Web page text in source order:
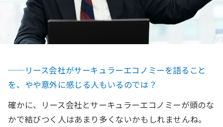
──リース会社がサーキュラーエコノミーを語ること
を、やや意外に感じる人もいるのでは？
確かに、リース会社とサーキュラーエコノミーが頭のな
かで結びつく人はあまり多くないかもしれませんね。